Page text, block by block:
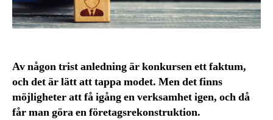
Av någon trist anledning är konkursen ett faktum,
och det är lätt att tappa modet. Men det finns
möjligheter att få igång en verksamhet igen, och då
får man göra en företagsrekonstruktion.